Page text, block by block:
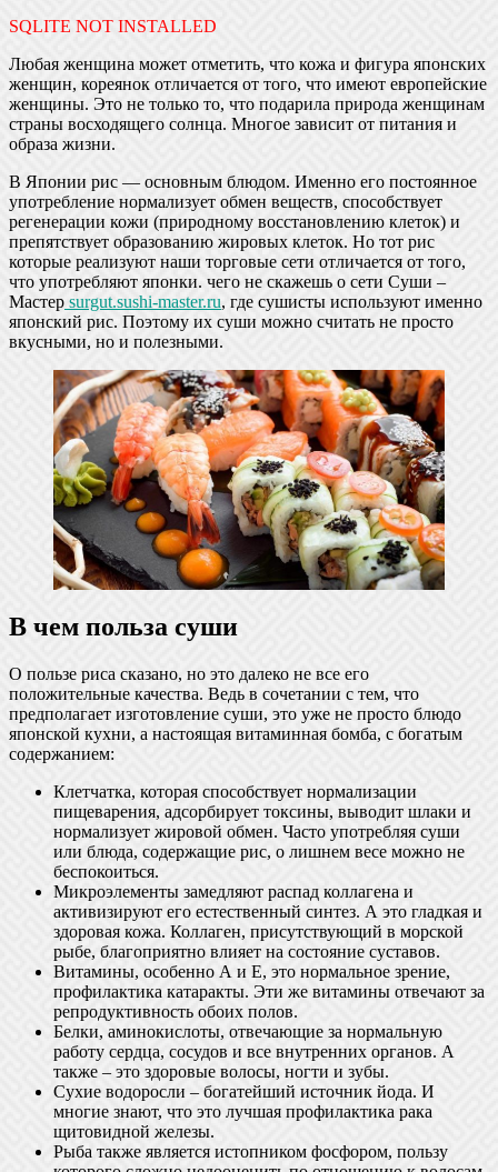
SQLITE NOT INSTALLED
Любая женщина может отметить, что кожа и фигура японских
женщин, кореянок отличается от того, что имеют европейские
женщины. Это не только то, что подарила природа женщинам
страны восходящего солнца. Многое зависит от питания и
образа жизни.
В Японии рис — основным блюдом. Именно его постоянное
употребление нормализует обмен веществ, способствует
регенерации кожи (природному восстановлению клеток) и
препятствует образованию жировых клеток. Но тот рис
которые реализуют наши торговые сети отличается от того,
что употребляют японки. чего не скажешь о сети Суши –
Мастер surgut.sushi-master.ru, где сушисты используют именно
японский рис. Поэтому их суши можно считать не просто
вкусными, но и полезными.
В чем польза суши
О пользе риса сказано, но это далеко не все его
положительные качества. Ведь в сочетании с тем, что
предполагает изготовление суши, это уже не просто блюдо
японской кухни, а настоящая витаминная бомба, с богатым
содержанием:
Клетчатка, которая способствует нормализации
пищеварения, адсорбирует токсины, выводит шлаки и
нормализует жировой обмен. Часто употребляя суши
или блюда, содержащие рис, о лишнем весе можно не
беспокоиться.
Микроэлементы замедляют распад коллагена и
активизируют его естественный синтез. А это гладкая и
здоровая кожа. Коллаген, присутствующий в морской
рыбе, благоприятно влияет на состояние суставов.
Витамины, особенно А и Е, это нормальное зрение,
профилактика катаракты. Эти же витамины отвечают за
репродуктивность обоих полов.
Белки, аминокислоты, отвечающие за нормальную
работу сердца, сосудов и все внутренних органов. А
также – это здоровые волосы, ногти и зубы.
Сухие водоросли – богатейший источник йода. И
многие знают, что это лучшая профилактика рака
щитовидной железы.
Рыба также является истопником фосфором, пользу